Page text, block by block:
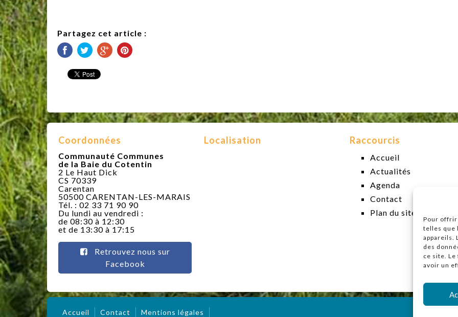
Pour offrir
telles que
appareils.
des
ce site.
avoir un
Partagez cet article :
Coordonnées
Communauté Communes
de la Baie du Cotentin
2 Le Haut Dick
CS 70339
Carentan
50500 CARENTAN-LES-MARAIS
Tél. : 02 33 71 90 90
Du lundi au vendredi :
de 08:30 à 12:30
et de 13:30 à 17:15
Retrouvez nous sur
Facebook
Localisation Raccourcis
Accueil
Actualités
Agenda
Contact
Plan du site
Accueil Contact Mentions légales